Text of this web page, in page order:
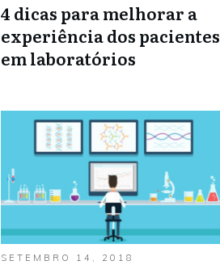
4 dicas para melhorar a
experiência dos pacientes
em laboratórios
SETEMBRO 14, 2018